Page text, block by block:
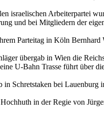
israelischen Arbeiterpartei
und bei Mitgliedern der
Parteitag in Köln
übergab in Wien die
U-Bahn Trasse führt über
Schretstaken bei
in der Regie von